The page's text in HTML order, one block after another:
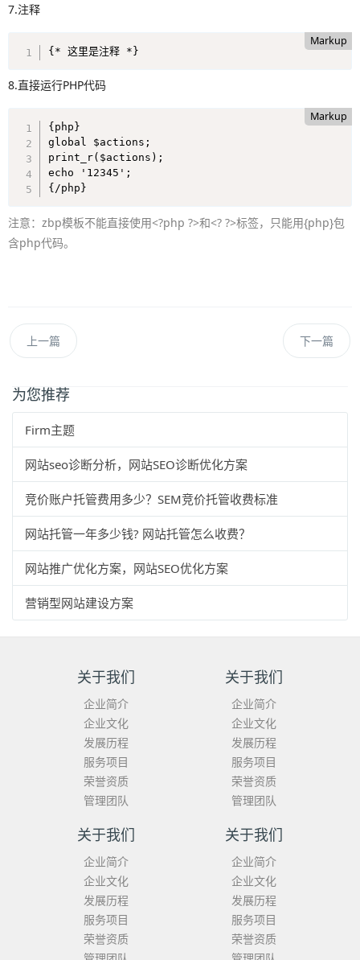
7.注释
Markup
{* 这里是注释 *}
8.直接运行PHP代码
Markup
{php}
global $actions;
print_r($actions);
echo '12345';
{/php}
注意：zbp模板不能直接使用<?php ?>和<? ?>标签，只能用{php}包
含php代码。
上一篇 下一篇
为您推荐
Firm主题
网站seo诊断分析，网站SEO诊断优化方案
竞价账户托管费用多少？SEM竞价托管收费标准
网站托管一年多少钱? 网站托管怎么收费？
网站推广优化方案，网站SEO优化方案
营销型网站建设方案
关于我们
企业简介
企业文化
发展历程
服务项目
荣誉资质
管理团队
关于我们
企业简介
企业文化
发展历程
服务项目
荣誉资质
管理团队
关于我们
企业简介
企业文化
发展历程
服务项目
荣誉资质
关于我们
企业简介
企业文化
发展历程
服务项目
荣誉资质